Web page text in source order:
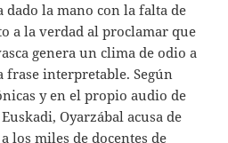
dado la mano con la falta de
a la verdad al proclamar que
genera un clima de odio a
frase interpretable. Según
y en el propio audio de
Oyarzábal acusa de
los miles de docentes de